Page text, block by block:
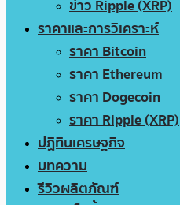
ข่าว Ripple (XRP)
ราคาและการวิเคราะห์
ราคา Bitcoin
ราคา Ethereum
ราคา Dogecoin
ราคา Ripple (XRP)
ปฏิทินเศรษฐกิจ
บทความ
รีวิวผลิตภัณฑ์